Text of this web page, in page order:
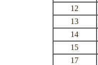
12
13
14
15
17